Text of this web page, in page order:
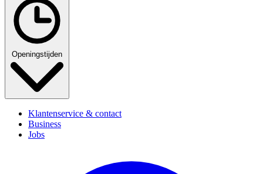
Openingstijden
Klantenservice & contact
Business
Jobs